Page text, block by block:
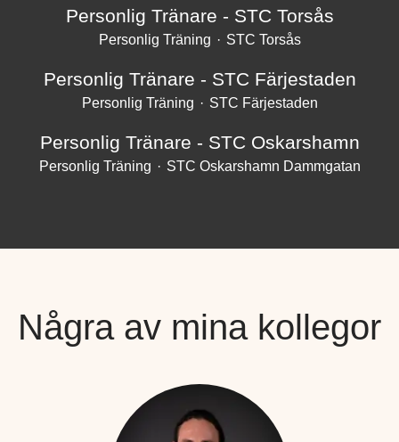
Personlig Tränare - STC Torsås
Personlig Träning · STC Torsås
Personlig Tränare - STC Färjestaden
Personlig Träning · STC Färjestaden
Personlig Tränare - STC Oskarshamn
Personlig Träning · STC Oskarshamn Dammgatan
Några av mina kollegor